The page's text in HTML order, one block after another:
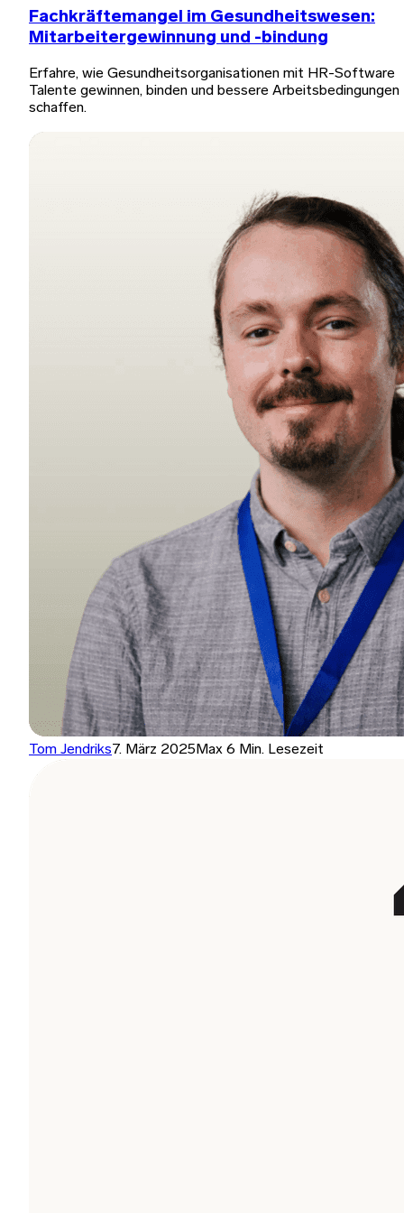
Fachkräftemangel im Gesundheitswesen:
Mitarbeitergewinnung und -bindung
Erfahre, wie Gesundheitsorganisationen mit HR-Software
Talente gewinnen, binden und bessere Arbeitsbedingungen
schaffen.
Tom Jendriks7. März 2025 Max 6 Min. Lesezeit